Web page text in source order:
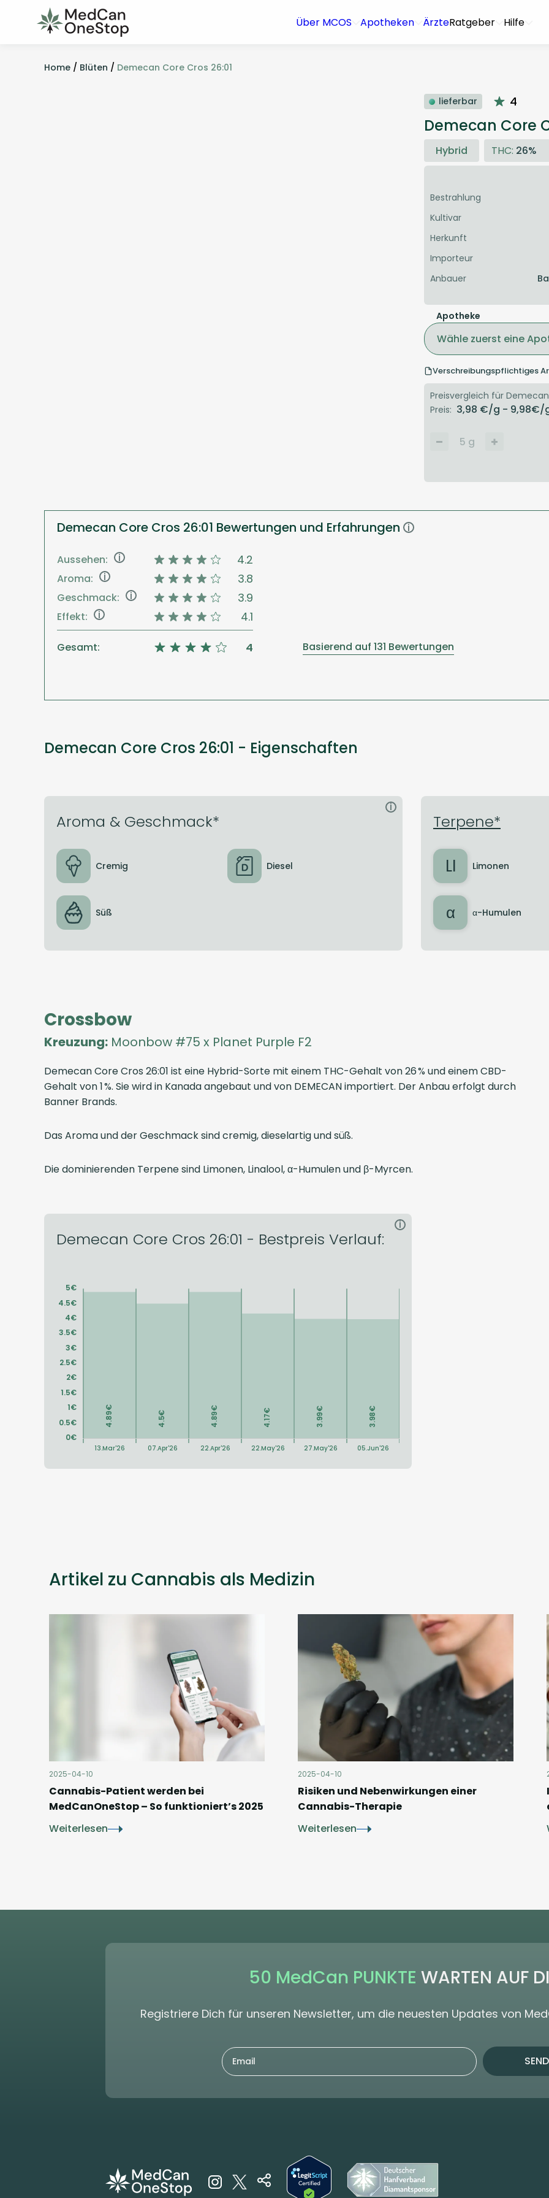
Über MCOS Apotheken ÄrzteRatgeber Hilfe
Home / Blüten / Demecan Core Cros 26:01
lieferbar 4
Demecan Core
Hybrid THC: 26%
Bestrahlung
Kultivar
Herkunft
Importeur
Anbauer
Apotheke
Wähle zuerst eine
Verschreibungspflichtiges
Preisvergleich für
Preis: 3,98 €/g - 9,98€/
5 g
Demecan Core Cros 26:01 Bewertungen und Erfahrungen i
Aussehen: i 4.2
Aroma: i 3.8
Geschmack: i 3.9
Effekt: i 4.1
Gesamt: 4 Basierend auf 131 Bewertungen
Demecan Core Cros 26:01 - Eigenschaften
Aroma & Geschmack*
i
Cremig Diesel
Süß
Terpene*
LI Limonen
α α-Humulen
Crossbow
Kreuzung: Moonbow #75 x Planet Purple F2
Demecan Core Cros 26:01 ist eine Hybrid-Sorte mit einem THC-Gehalt von 26 % und einem CBD-
Gehalt von 1 %. Sie wird in Kanada angebaut und von DEMECAN importiert. Der Anbau erfolgt durch
Banner Brands.
Das Aroma und der Geschmack sind cremig, dieselartig und süß.
Die dominierenden Terpene sind Limonen, Linalool, α-Humulen und β-Myrcen.
Demecan Core Cros 26:01 - Bestpreis Verlauf:
i
Artikel zu Cannabis als Medizin
2025-04-10
Cannabis-Patient werden bei
MedCanOneStop – So funktioniert’s 2025
Weiterlesen
2025-04-10
Risiken und Nebenwirkungen einer
Cannabis-Therapie
Weiterlesen
50 MedCan PUNKTE WARTEN AUF
Registriere Dich für unseren Newsletter, um die neuesten Updates von